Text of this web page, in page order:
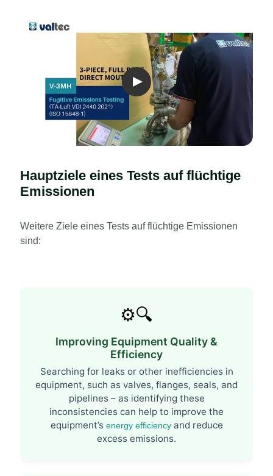
Hauptziele eines Tests auf flüchtige
Emissionen
Weitere Ziele eines Tests auf flüchtige Emissionen
sind:
⚙️🔍
Improving Equipment Quality &
Efficiency
Searching for leaks or other inefficiencies in
equipment, such as valves, flanges, seals, and
pipelines – as identifying these
inconsistencies can help to improve the
equipment’s energy efficiencyand reduce
excess emissions.